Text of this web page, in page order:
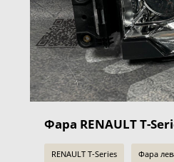
Фара RENAULT T-
RENAULT T-Series Фара